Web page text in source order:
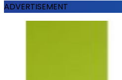
ADVERTISEMENT